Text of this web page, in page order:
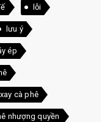
lỗi
lưu ý
ép
cà phê
nhượng quyền